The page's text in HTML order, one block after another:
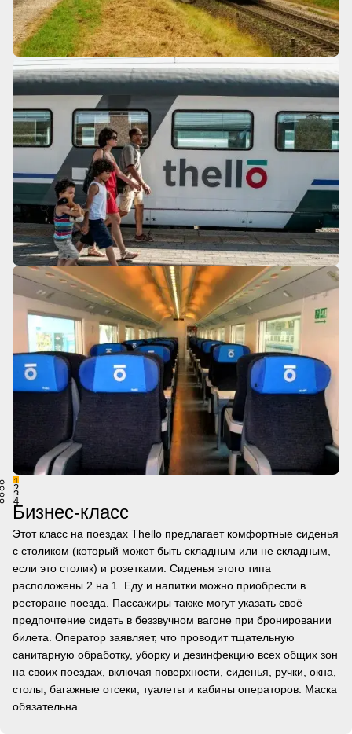
1
2
3
4
Бизнес-класс
Этот класс на поездах Thello предлагает комфортные сиденья
с столиком (который может быть складным или не складным,
если это столик) и розетками. Сиденья этого типа
расположены 2 на 1. Еду и напитки можно приобрести в
ресторане поезда. Пассажиры также могут указать своё
предпочтение сидеть в беззвучном вагоне при бронировании
билета. Оператор заявляет, что проводит тщательную
санитарную обработку, уборку и дезинфекцию всех общих зон
на своих поездах, включая поверхности, сиденья, ручки, окна,
столы, багажные отсеки, туалеты и кабины операторов. Маска
обязательна